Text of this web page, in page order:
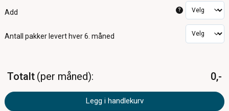
Add ?
Antall pakker levert hver 6. måned
Totalt per måned 0,-
Legg i handlekurv